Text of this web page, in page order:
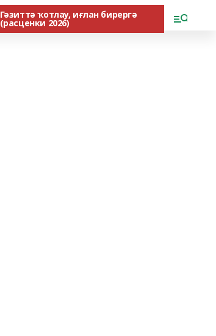
Гәзиттә ҡотлау, иғлан бирергә
(расценки 2026)